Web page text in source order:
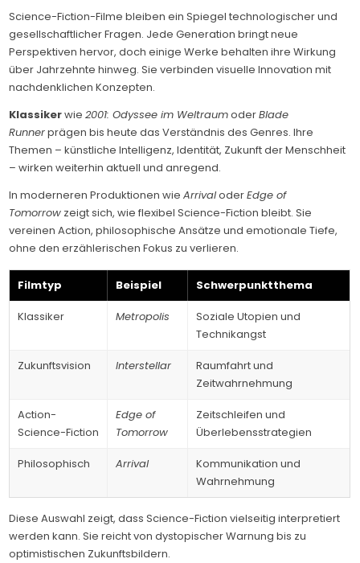
Science-Fiction-Filme bleiben ein Spiegel technologischer und
gesellschaftlicher Fragen. Jede Generation bringt neue
Perspektiven hervor, doch einige Werke behalten ihre Wirkung
über Jahrzehnte hinweg. Sie verbinden visuelle Innovation mit
nachdenklichen Konzepten.
Klassikerwie2001: Odyssee im WeltraumoderBlade
Runnerprägen bis heute das Verständnis des Genres. Ihre
Themen – künstliche Intelligenz, Identität, Zukunft der Menschheit
– wirken weiterhin aktuell und anregend.
In moderneren Produktionen wieArrivaloderEdge of
Tomorrow zeigt sich, wie flexibel Science-Fiction bleibt. Sie
vereinen Action, philosophische Ansätze und emotionale Tiefe,
ohne den erzählerischen Fokus zu verlieren.
Filmtyp Beispiel Schwerpunktthema
Klassiker Metropolis
Soziale Utopien und
Technikangst
Zukunftsvision Interstellar
Raumfahrt und
Zeitwahrnehmung
Action-
Science-Fiction
Edge of
Tomorrow
Zeitschleifen und
Überlebensstrategien
Philosophisch Arrival
Kommunikation und
Wahrnehmung
Diese Auswahl zeigt, dass Science-Fiction vielseitig interpretiert
werden kann. Sie reicht von dystopischer Warnung bis zu
optimistischen Zukunftsbildern.